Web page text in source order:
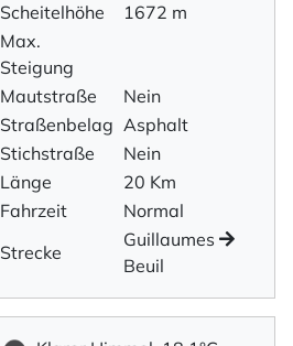
Scheitelhöhe
1672 m
Max.
Steigung
Mautstraße
Nein
Straßenbelag Asphalt
Stichstraße
Nein
Länge
20 Km
Fahrzeit
Normal
Strecke
Guillaumes
Beuil